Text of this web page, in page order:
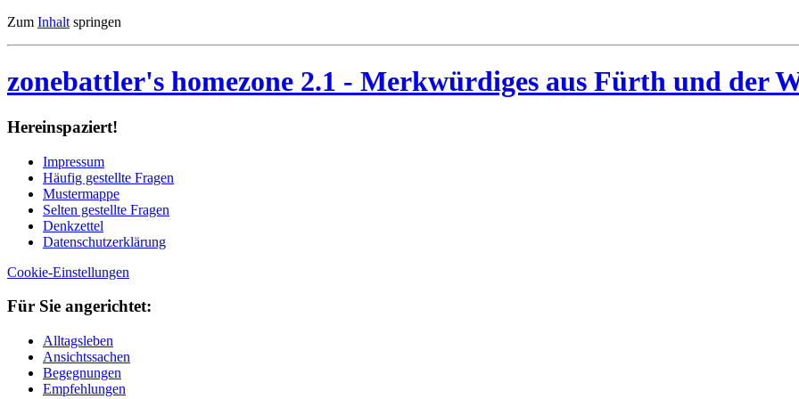
Zum Inhalt springen
zonebattler's homezone 2.1 - Merkwürdiges aus Fürth und der
Her­ein­spa­ziert!
Im­pres­sum
Häu­fig ge­stell­te Fra­gen
Mu­ster­map­pe
Sel­ten ge­stell­te Fra­gen
Denk­zet­tel
Da­ten­schutz­er­klä­rung
Cookie-Einstellungen
Für Sie an­ge­rich­tet:
Alltagsleben
Ansichtssachen
Begegnungen
Empfehlungen